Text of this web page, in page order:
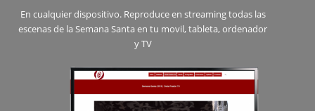
En cualquier dispositivo. Reproduce en streaming todas las
escenas de la Semana Santa en tu movil, tableta, ordenador
y TV